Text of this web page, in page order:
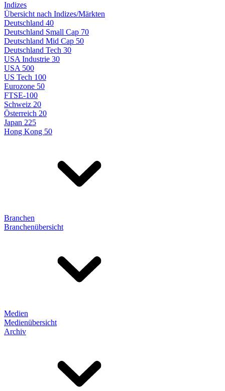
Indizes
Übersicht nach Indizes/Märkten
Deutschland 40
Deutschland Small Cap 70
Deutschland Mid Cap 50
Deutschland Tech 30
USA Industrie 30
USA 500
US Tech 100
Eurozone 50
FTSE-100
Schweiz 20
Österreich 20
Japan 225
Hong Kong 50
Branchen
Branchenübersicht
Medien
Medienübersicht
Archiv